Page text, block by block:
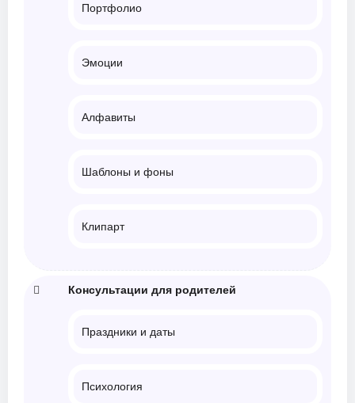
Портфолио
Эмоции
Алфавиты
Шаблоны и фоны
Клипарт
Консультации для родителей
Праздники и даты
Психология